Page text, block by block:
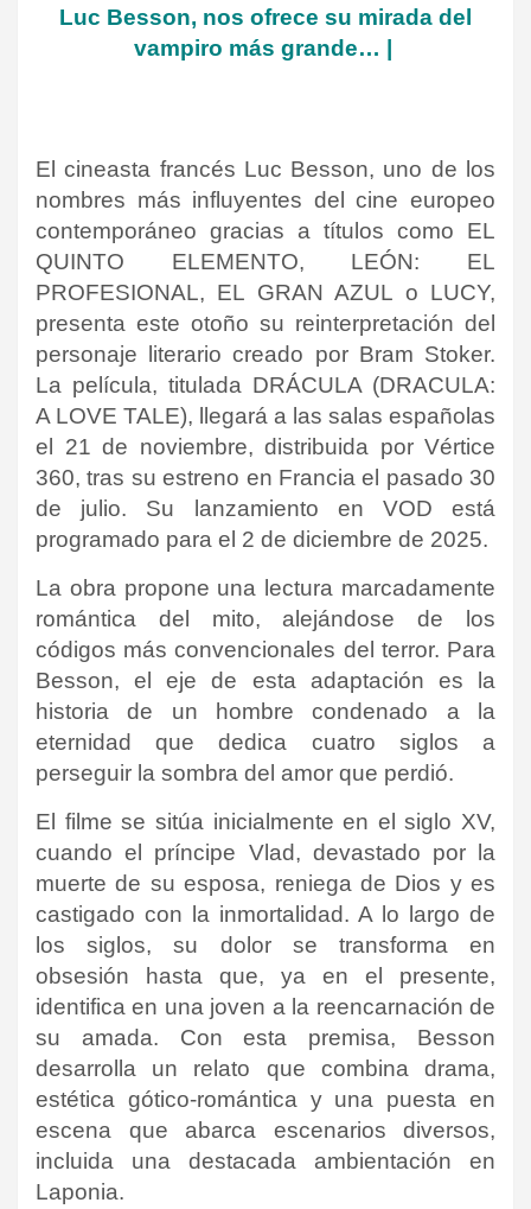
Luc Besson, nos ofrece su mirada del
vampiro más grande… |
El cineasta francés Luc Besson, uno de los
nombres más influyentes del cine europeo
contemporáneo gracias a títulos como EL
QUINTO ELEMENTO, LEÓN: EL
PROFESIONAL, EL GRAN AZUL o LUCY,
presenta este otoño su reinterpretación del
personaje literario creado por Bram Stoker.
La película, titulada DRÁCULA (DRACULA:
A LOVE TALE), llegará a las salas españolas
el 21 de noviembre, distribuida por Vértice
360, tras su estreno en Francia el pasado 30
de julio. Su lanzamiento en VOD está
programado para el 2 de diciembre de 2025.
La obra propone una lectura marcadamente
romántica del mito, alejándose de los
códigos más convencionales del terror. Para
Besson, el eje de esta adaptación es la
historia de un hombre condenado a la
eternidad que dedica cuatro siglos a
perseguir la sombra del amor que perdió.
El filme se sitúa inicialmente en el siglo XV,
cuando el príncipe Vlad, devastado por la
muerte de su esposa, reniega de Dios y es
castigado con la inmortalidad. A lo largo de
los siglos, su dolor se transforma en
obsesión hasta que, ya en el presente,
identifica en una joven a la reencarnación de
su amada. Con esta premisa, Besson
desarrolla un relato que combina drama,
estética gótico-romántica y una puesta en
escena que abarca escenarios diversos,
incluida una destacada ambientación en
Laponia.